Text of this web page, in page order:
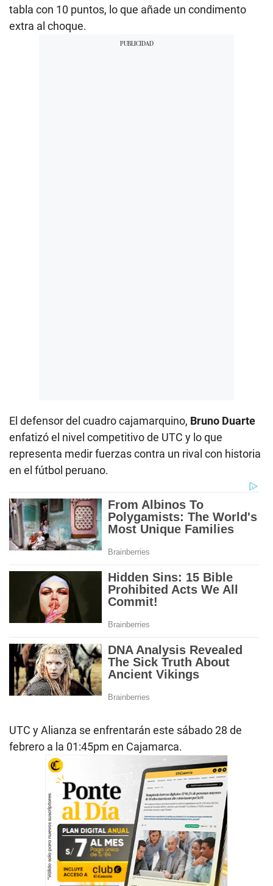
tabla con 10 puntos, lo que añade un condimento
extra al choque.
El defensor del cuadro cajamarquino, Bruno Duarte
enfatizó el nivel competitivo de UTC y lo que
representa medir fuerzas contra un rival con historia
en el fútbol peruano.
UTC y Alianza se enfrentarán este sábado 28 de
febrero a la 01:45pm en Cajamarca.